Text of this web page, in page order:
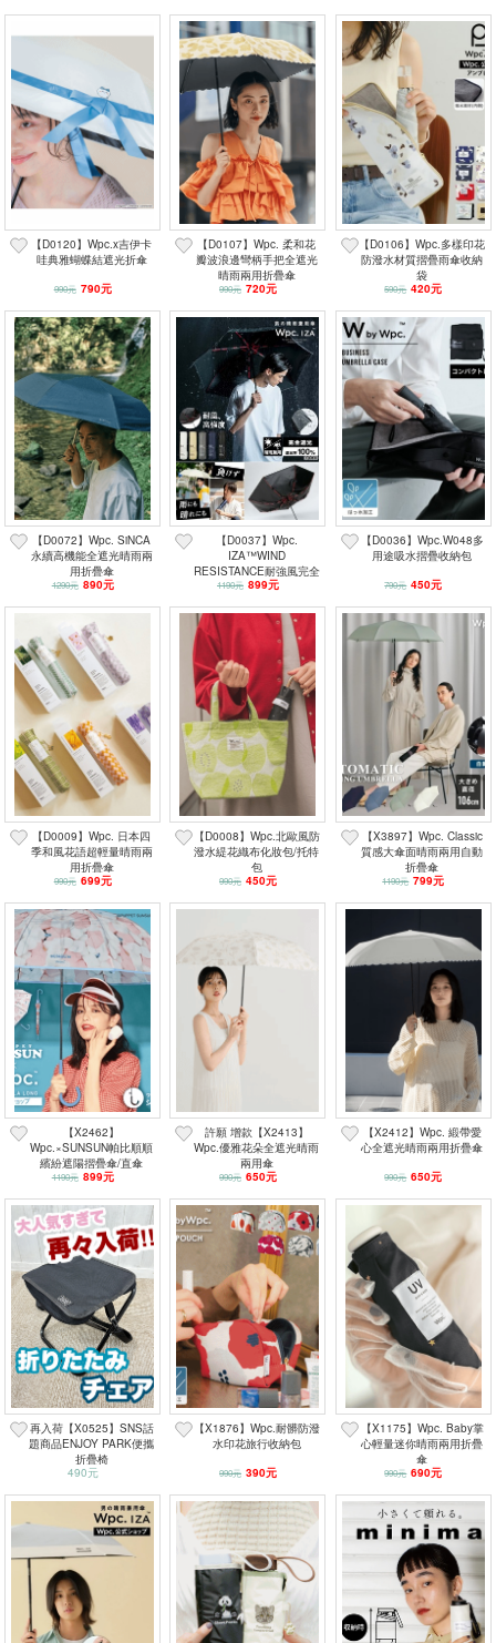
【D0120】Wpc.x吉伊卡
哇典雅蝴蝶結遮光折傘
990元 790元
【D0107】Wpc. 柔和花
瓣波浪邊彎柄手把全遮光
晴雨兩用折疊傘
990元 720元
【D0106】Wpc.多樣印花
防潑水材質摺疊雨傘收納
袋
590元 420元
【D0072】Wpc. SiNCA
永續高機能全遮光晴雨兩
用折疊傘
1290元 890元
【D0037】Wpc.
IZA™WIND
RESISTANCE耐強風完全
遮光摺疊傘
1190元 899元
【D0036】Wpc.W048多
用途吸水摺疊收納包
790元 450元
【D0009】Wpc. 日本四
季和風花語超輕量晴雨兩
用折疊傘
990元 699元
【D0008】Wpc.北歐風防
潑水緹花織布化妝包/托特
包
990元 450元
【X3897】Wpc. Classic
質感大傘面晴雨兩用自動
折疊傘
1190元 799元
【X2462】
Wpc.×SUNSUN帕比順順
繽紛遮陽摺疊傘/直傘
1190元 899元
許願 增款【X2413】
Wpc.優雅花朵全遮光晴雨
兩用傘
990元 650元
【X2412】Wpc. 緞帶愛
心全遮光晴雨兩用折疊傘
990元 650元
再入荷【X0525】SNS話
題商品ENJOY PARK便攜
折疊椅
490元
【X1876】Wpc.耐髒防潑
水印花旅行收納包
990元 390元
【X1175】Wpc. Baby掌
心輕量迷你晴雨兩用折疊
傘
990元 690元